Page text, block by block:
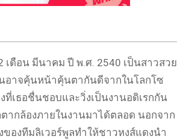
เดือน มีนาคม ปี พ.ศ. 2540 เป็นสาวสวย
นอาจคุ้นหน้าคุ้นตากันดีจากในโลกโซ
ที่เธอชื่นชอบและวิ่งเป็นงานอดิเรกกัน
ากล้องภายในงานมาได้ตลอด นอกจาก
องทีมลิเวอร์พูลทำให้ชาวหงส์แดงนำ